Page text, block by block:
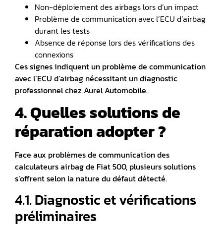
Non-déploiement des airbags lors d’un impact
Problème de communication avec l’ECU d’airbag
durant les tests
Absence de réponse lors des vérifications des
connexions
Ces signes indiquent un problème de communication
avec l’ECU d’airbag nécessitant un diagnostic
professionnel chez Aurel Automobile.
4. Quelles solutions de
réparation adopter ?
Face aux problèmes de communication des
calculateurs airbag de Fiat 500, plusieurs solutions
s’offrent selon la nature du défaut détecté.
4.1. Diagnostic et vérifications
préliminaires